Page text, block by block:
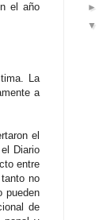
el año
La
a
el
Diario
entre
no
pueden
de
►
▼